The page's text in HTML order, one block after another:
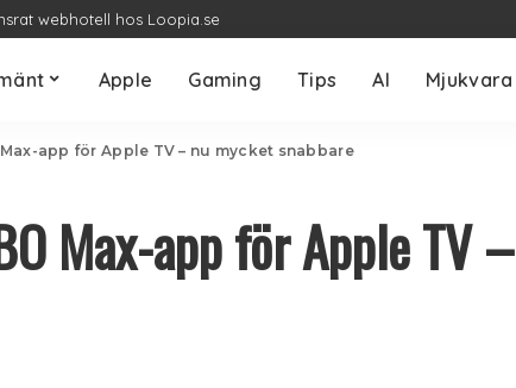
webhotell hos Loopia.se
Apple Gaming Tips AI Mjukvara
app för Apple TV – nu mycket snabbare
Max-app för Apple TV –